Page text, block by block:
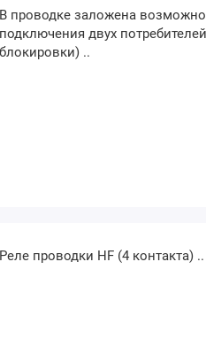
В проводке заложена
подключения двух
блокировки) ..
Реле проводки HF (4 контакта) ..